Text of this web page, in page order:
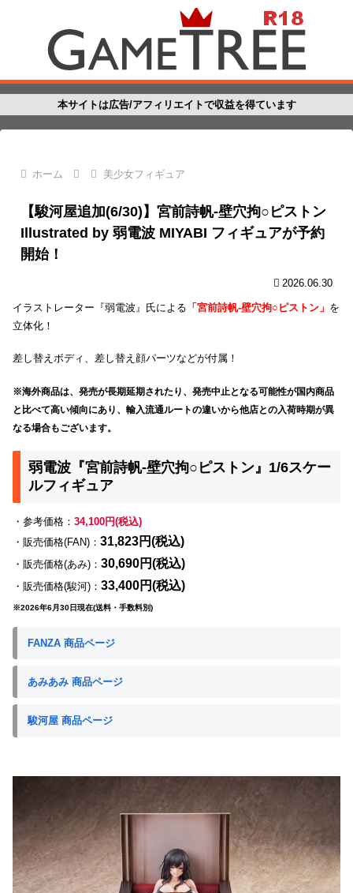
本サイトは広告/アフィリエイトで収益を得ています
ホーム 美少女フィギュア
【駿河屋追加(6/30)】宮前詩帆-壁穴拘○ピストン
Illustrated by 弱電波 MIYABI フィギュアが予約
開始！
2026.06.30
イラストレーター『弱電波』氏による 「宮前詩帆-壁穴拘○ピストン」 を
立体化！
差し替えボディ、差し替え顔パーツなどが付属！
※海外商品は、発売が長期延期されたり、発売中止となる可能性が国内商品
と比べて高い傾向にあり、輸入流通ルートの違いから他店との入荷時期が異
なる場合もございます。
弱電波『宮前詩帆-壁穴拘○ピストン』1/6スケー
ルフィギュア
・参考価格： 34,100円(税込)
・販売価格(FAN)： 31,823円(税込)
・販売価格(あみ)： 30,690円(税込)
・販売価格(駿河)： 33,400円(税込)
※2026年6月30日現在(送料・手数料別)
FANZA 商品ページ
あみあみ 商品ページ
駿河屋 商品ページ